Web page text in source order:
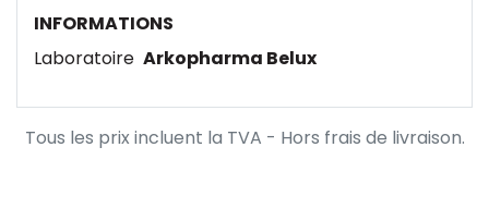
INFORMATIONS
Laboratoire Arkopharma Belux
Tous les prix incluent la TVA - Hors frais de livraison.